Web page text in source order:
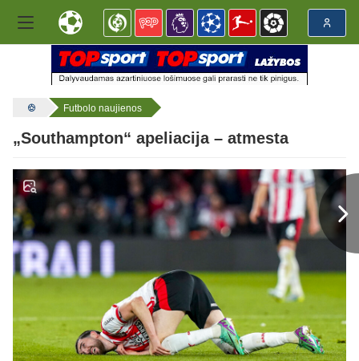
Futbolo naujienos
„Southampton“ apeliacija – atmesta